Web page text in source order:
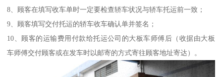
8、顾客在填写收车单时一定要检查轿车状况与轿车托运前一致；
9、顾客填写交付托运的轿车收车确认单并签名；
10、顾客的运输费用付款给托运公司的大板车师傅后（收据由大板
车师傅交付顾客或在发车时以邮寄的方式寄往顾客地址寄达）。